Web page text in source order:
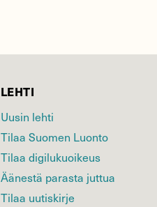
LEHTI
Uusin lehti
Tilaa Suomen Luonto
Tilaa digilukuoikeus
Äänestä parasta juttua
Tilaa uutiskirje